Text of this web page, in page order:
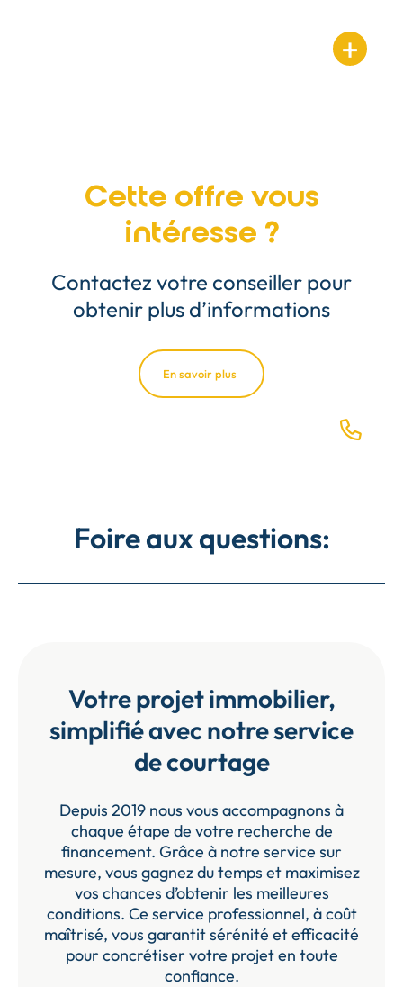
Cette offre vous
intéresse ?
Contactez votre conseiller pour
obtenir plus d’informations
En savoir plus
Foire aux questions:
Votre projet immobilier,
simplifié avec notre service
de courtage
Depuis 2019 nous vous accompagnons à
chaque étape de votre recherche de
financement. Grâce à notre service sur
mesure, vous gagnez du temps et maximisez
vos chances d’obtenir les meilleures
conditions. Ce service professionnel, à coût
maîtrisé, vous garantit sérénité et efficacité
pour concrétiser votre projet en toute
confiance.